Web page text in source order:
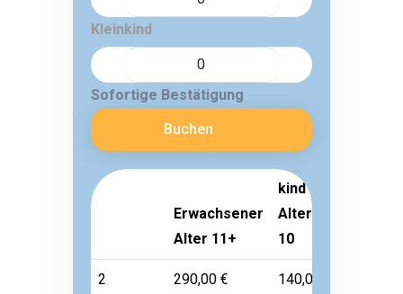
Kleinkind
Sofortige Bestätigung
Buchen
Erwachsener
Alter 11+
kind
Alter 3-
10
2
290,00 € 140,00 €